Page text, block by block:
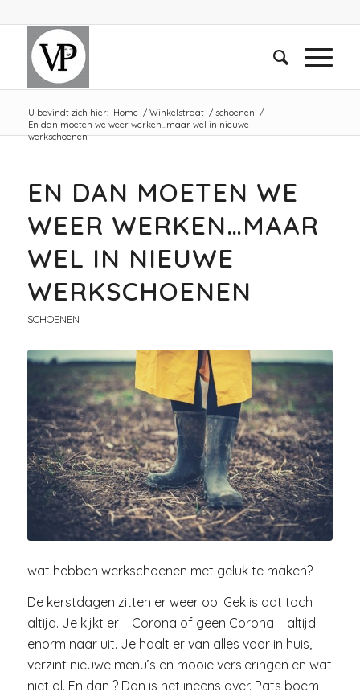
U bevindt zich hier: Home / Winkelstraat / schoenen /
En dan moeten we weer werken…maar wel in nieuwe
werkschoenen
EN DAN MOETEN WE
WEER WERKEN…MAAR
WEL IN NIEUWE
WERKSCHOENEN
SCHOENEN
wat hebben werkschoenen met geluk te maken?
De kerstdagen zitten er weer op. Gek is dat toch
altijd. Je kijkt er – Corona of geen Corona – altijd
enorm naar uit. Je haalt er van alles voor in huis,
verzint nieuwe menu’s en mooie versieringen en wat
niet al. En dan ? Dan is het ineens over. Pats boem